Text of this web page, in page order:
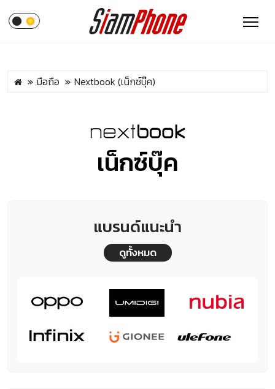
มือถือ Nextbook (เน็กซ์บุ๊ค)
เน็กซ์บุ๊ค
แบรนด์แนะนำ
ดูทั้งหมด